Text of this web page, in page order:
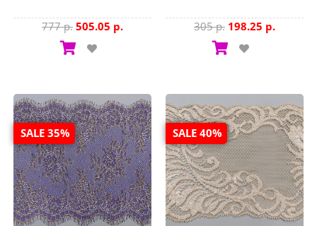
777 р. 505.05 р. 305 р. 198.25 р.
SALE 35% SALE 40%